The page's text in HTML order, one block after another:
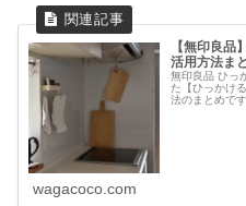
【無印良品
活用方法ま
無印良品 ひっ
た【ひっかけ
法のまとめで
wagacoco.com